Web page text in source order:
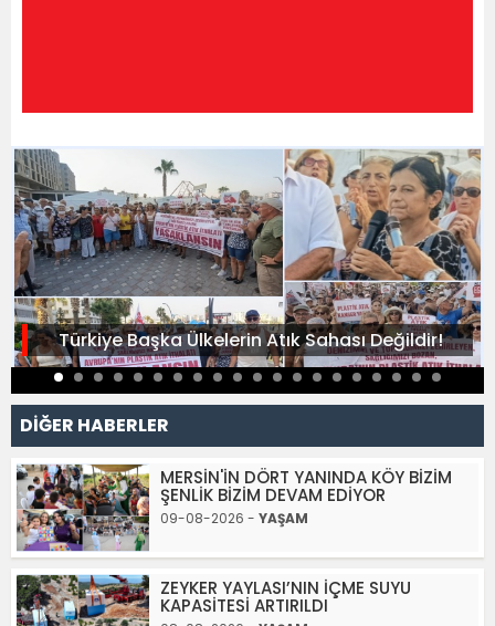
Türkiye Başka Ülkelerin Atık Sahası Değildir!
DİĞER HABERLER
MERSİN'İN DÖRT YANINDA KÖY BİZİM
ŞENLİK BİZİM DEVAM EDİYOR
09-08-2026 - YAŞAM
ZEYKER YAYLASI’NIN İÇME SUYU
KAPASİTESİ ARTIRILDI